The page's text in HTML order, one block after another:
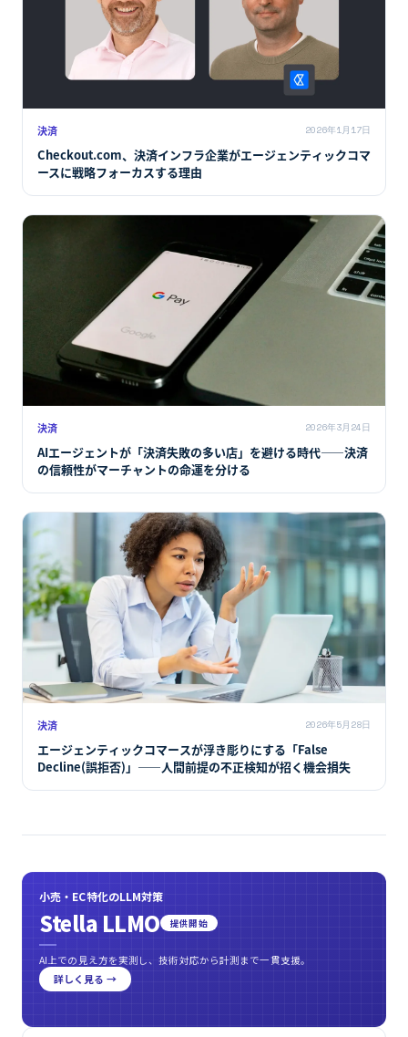
決済 2026年1月17日
Checkout.com、決済インフラ企業がエージェンティックコマ
ースに戦略フォーカスする理由
決済 2026年3月24日
AIエージェントが「決済失敗の多い店」を避ける時代――決済
の信頼性がマーチャントの命運を分ける
決済 2026年5月28日
エージェンティックコマースが浮き彫りにする「False
Decline(誤拒否)」――人間前提の不正検知が招く機会損失
小売・EC特化のLLM対策
Stella LLMO 提供開始
AI上での見え方を実測し、技術対応から計測まで一貫支援。
詳しく見る →